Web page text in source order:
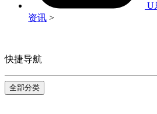
U
资讯 >
快捷导航
全部分类